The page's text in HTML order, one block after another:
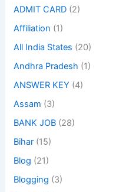
ADMIT CARD (2)
Affiliation (1)
All India States (20)
Andhra Pradesh (1)
ANSWER KEY (4)
Assam (3)
BANK JOB (28)
Bihar (15)
Blog (21)
Blogging (3)